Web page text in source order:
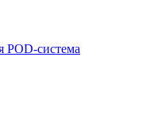
POD-система